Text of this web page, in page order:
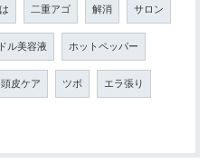
二重アゴ 解消 サロン
ル美容液 ホットペッパー
頭皮ケア ツボ エラ張り